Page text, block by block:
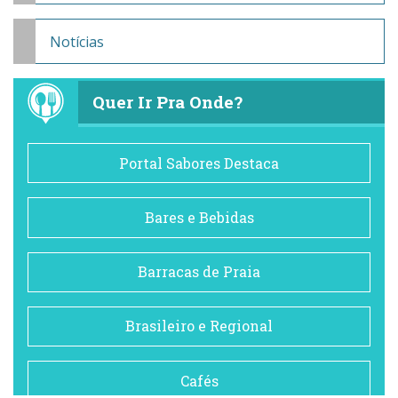
Notícias
Quer Ir Pra Onde?
Portal Sabores Destaca
Bares e Bebidas
Barracas de Praia
Brasileiro e Regional
Cafés